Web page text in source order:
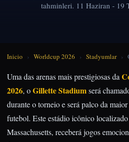
tahminleri. 11 Haziran - 19
Inicio › Worldcup 2026 › Stadyumlar ›
Uma das arenas mais prestigiosas da
2026, oGillette Stadiumserá
durante o torneio e será palco da
futebol. Este estádio icônico
Massachusetts, receberá jogos